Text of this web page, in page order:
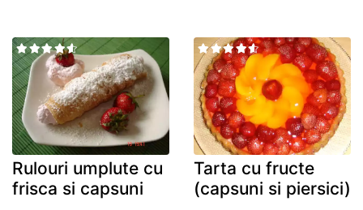
Rulouri umplute cu
frisca si capsuni
Tarta cu fructe
(capsuni si piersici)